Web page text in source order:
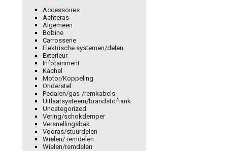
Accessoires
Achteras
Algemeen
Bobine
Carrosserie
Elektrische systemen/delen
Exterieur
Infotainment
Kachel
Motor/Koppeling
Onderstel
Pedalen/gas-/remkabels
Uitlaatsysteem/brandstoftank
Uncategorized
Vering/schokdemper
Versnellingsbak
Vooras/stuurdelen
Wielen/ remdelen
Wielen/remdelen